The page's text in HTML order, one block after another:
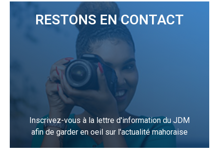
RESTONS EN CONTACT
Inscrivez-vous à la lettre d'information du JDM
afin de garder en oeil sur l'actualité mahoraise